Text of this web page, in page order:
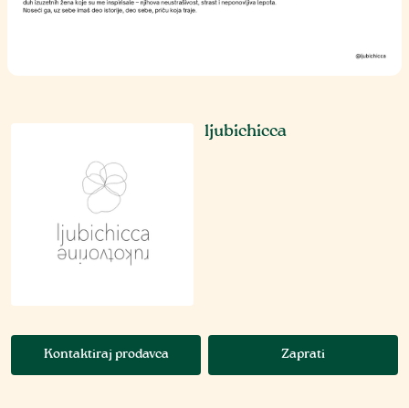
ljubichicca
Kontaktiraj prodavca Zaprati